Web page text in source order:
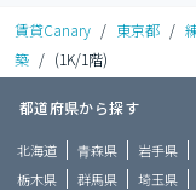
賃貸Canary / 東京都 /
築 / (1K/1階)
都道府県から探す
北海道 青森県 岩手県
栃木県
群馬県 埼玉県